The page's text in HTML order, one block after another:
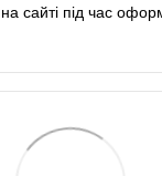
сайті під час